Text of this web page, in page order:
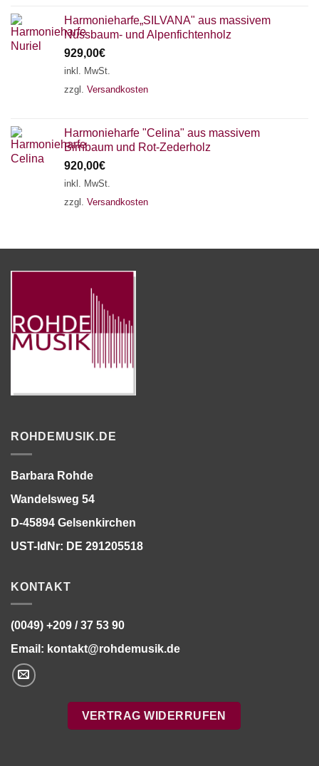
Harmonieharfe„SILVANA" aus massivem
Nussbaum- und Alpenfichtenholz
929,00€
inkl. MwSt.
zzgl. Versandkosten
Harmonieharfe "Celina" aus massivem
Birnbaum und Rot-Zederholz
920,00€
inkl. MwSt.
zzgl. Versandkosten
ROHDEMUSIK.DE
Barbara Rohde
Wandelsweg 54
D-45894 Gelsenkirchen
UST-IdNr: DE 291205518
KONTAKT
(0049) +209 / 37 53 90
Email: kontakt@rohdemusik.de
VERTRAG WIDERRUFEN